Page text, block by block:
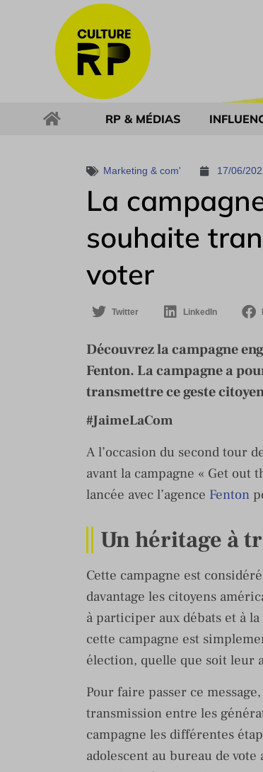
RP & MÉDIAS
Marketing & com' 17/06/
La
souhaite
voter
Twitter LinkedIn
Découvrez la campagne
Fenton. La campagne a
transmettre ce geste
#JaimeLaCom
A l’occasion du second tour
avant la campagne « Get out
lancée avec l’agence Fenton
Un héritage à
Cette campagne est
davantage les citoyens
à participer aux débats et à
cette campagne est
élection, quelle que soit leur
Pour faire passer ce
transmission entre les
campagne les différentes
adolescent au bureau de